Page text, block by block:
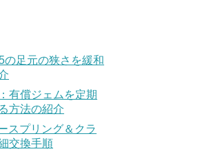
の足元の狭さを緩和
有償ジェムを定期
方法の紹介
スプリング＆クラ
交換手順